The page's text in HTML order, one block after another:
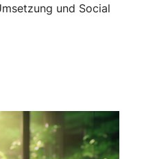
und Social